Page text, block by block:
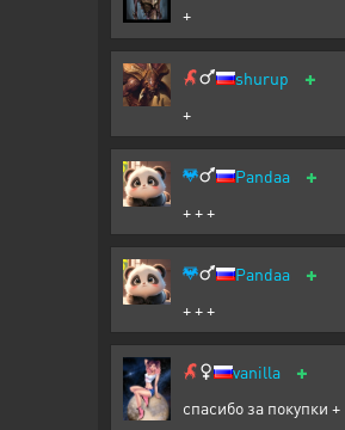
+
shurup +
+
Pandaa +
+ + +
Pandaa +
+ + +
vanilla +
спасибо за покупки +